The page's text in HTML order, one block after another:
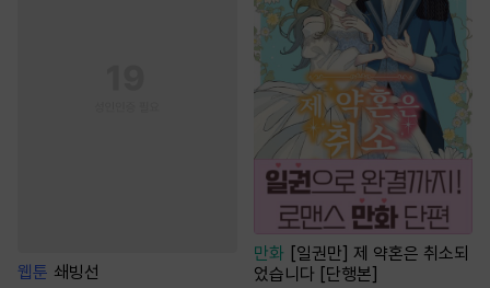
웹툰 쇄빙선
만화
[일권만] 제 약혼은 취소되
었습니다 [단행본]